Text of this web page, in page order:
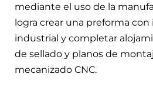
mediante el uso de la
logra crear una preforma
industrial y completar
de sellado y planos de
mecanizado CNC.